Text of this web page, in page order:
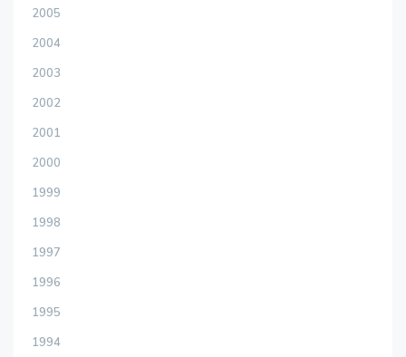
2005
2004
2003
2002
2001
2000
1999
1998
1997
1996
1995
1994